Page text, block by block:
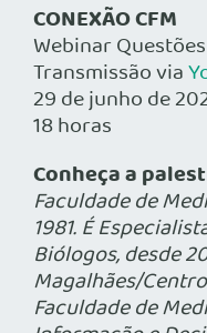
CONEXÃO CFM
Webinar
Transmissão via
29 de junho de
18 horas
Conheça a
Faculdade de
1981. É
Biólogos, desde
Magalhães/
Faculdade de